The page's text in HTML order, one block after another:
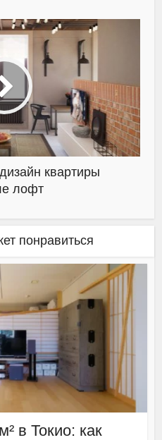
квартиры
лофт
понравиться
в Токио: как